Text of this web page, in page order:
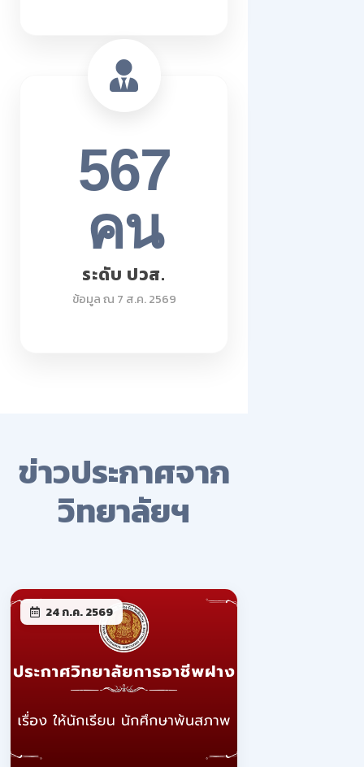
567
คน
ระดับ ปวส.
ข้อมูล ณ 7 ส.ค. 2569
ข่าวประกาศจาก
วิทยาลัยฯ
24 ก.ค. 2569